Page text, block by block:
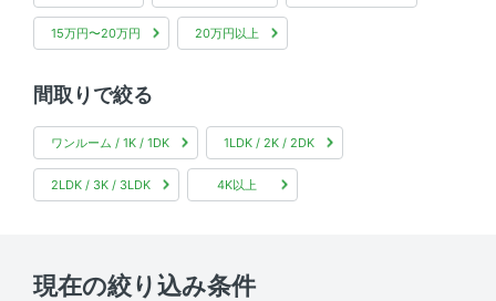
15万円〜20万円 20万円以上
間取りで絞る
ワンルーム / 1K / 1DK 1LDK / 2K / 2DK
2LDK / 3K / 3LDK 4K以上
現在の絞り込み条件